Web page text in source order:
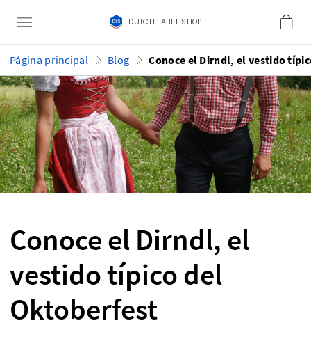
DUTCH LABEL SHOP
Página principal Blog Conoce el Dirndl, el vestido
Conoce el Dirndl, el
vestido típico del
Oktoberfest